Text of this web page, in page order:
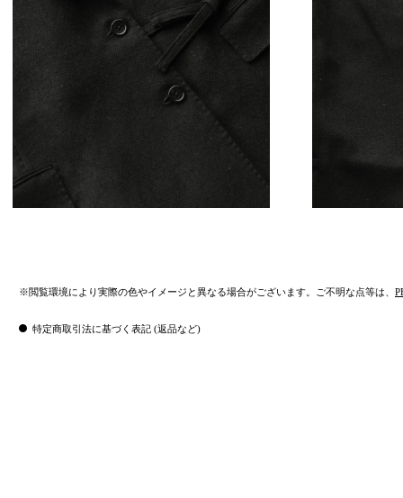
※閲覧環境により実際の色やイメージと異なる場合がございます。ご不明な点等は、
特定商取引法に基づく表記 (返品など)